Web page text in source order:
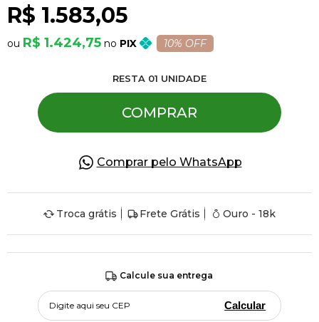
R$ 1.583,05
R$ 1.424,75 PIX 10% OFF
RESTA 01 UNIDADE
COMPRAR
Comprar pelo WhatsApp
Troca grátis Frete Grátis Ouro - 18k
Calcule sua entrega
Calcular
Pulseiras
Pedras Preciosas
OFERTAS